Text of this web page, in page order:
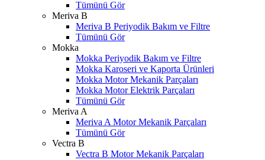
Tümünü Gör
Meriva B
Meriva B Periyodik Bakım ve Filtre
Tümünü Gör
Mokka
Mokka Periyodik Bakım ve Filtre
Mokka Karoseri ve Kaporta Ürünleri
Mokka Motor Mekanik Parçaları
Mokka Motor Elektrik Parçaları
Tümünü Gör
Meriva A
Meriva A Motor Mekanik Parçaları
Tümünü Gör
Vectra B
Vectra B Motor Mekanik Parçaları